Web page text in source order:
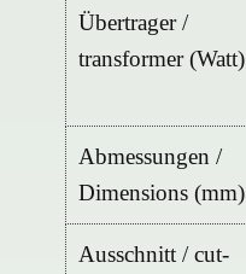
Übertrager /
transformer (Watt)
Abmessungen /
Dimensions (mm)
Ausschnitt / cut-